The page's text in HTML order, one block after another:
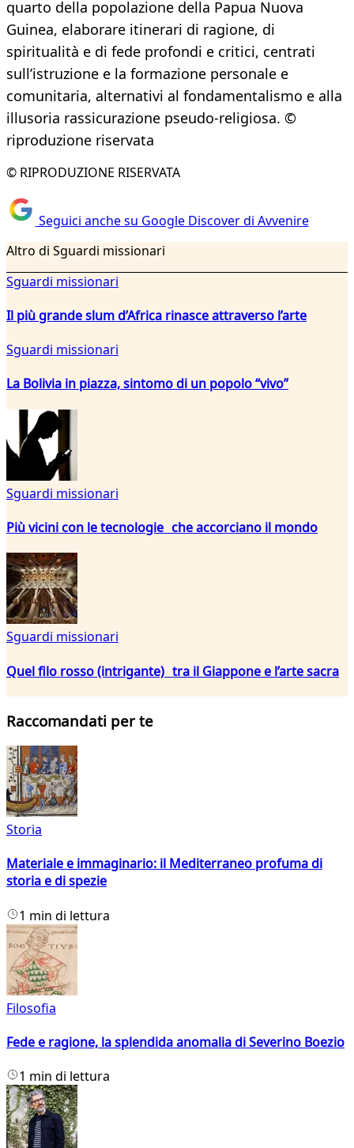
quarto della popolazione della Papua Nuova
Guinea, elaborare itinerari di ragione, di
spiritualità e di fede profondi e critici, centrati
sull’istruzione e la formazione personale e
comunitaria, alternativi al fondamentalismo e alla
illusoria rassicurazione pseudo-religiosa. ©
riproduzione riservata
© RIPRODUZIONE RISERVATA
Seguici anche su Google Discover di Avvenire
Altro di Sguardi missionari
Sguardi missionari
Il più grande slum d’Africa rinasce attraverso l’arte
Sguardi missionari
La Bolivia in piazza, sintomo di un popolo “vivo”
Sguardi missionari
Più vicini con le tecnologie che accorciano il mondo
Sguardi missionari
Quel filo rosso (intrigante) tra il Giappone e l’arte sacra
Raccomandati per te
Storia
Materiale e immaginario: il Mediterraneo profuma di
storia e di spezie
1 min di lettura
Filosofia
Fede e ragione, la splendida anomalia di Severino Boezio
1 min di lettura